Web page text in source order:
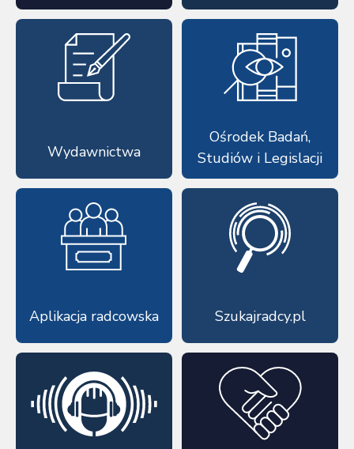
Wydawnictwa
Ośrodek Badań,
Studiów i Legislacji
Aplikacja radcowska Szukajradcy.pl